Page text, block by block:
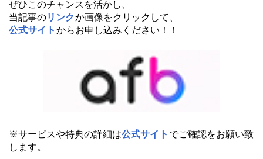
ぜひこのチャンスを活かし、
当記事のリンクか画像をクリックして、
公式サイト からお申し込みください！！
※サービスや特典の詳細は公式サイト でご確認をお願い致
します。